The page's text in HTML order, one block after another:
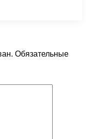
Обязательные